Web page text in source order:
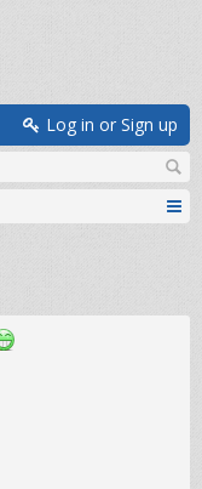
Log in or Sign up